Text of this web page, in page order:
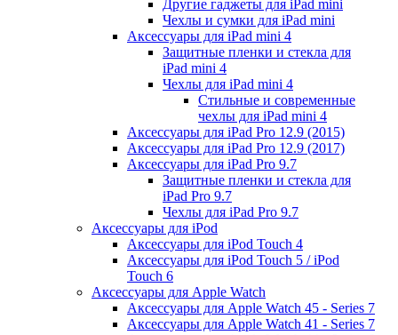
Другие гаджеты для iPad mini
Чехлы и сумки для iPad mini
Аксессуары для iPad mini 4
Защитные пленки и стекла для
iPad mini 4
Чехлы для iPad mini 4
Стильные и современные
чехлы для iPad mini 4
Аксессуары для iPad Pro 12.9 (2015)
Аксессуары для iPad Pro 12.9 (2017)
Аксессуары для iPad Pro 9.7
Защитные пленки и стекла для
iPad Pro 9.7
Чехлы для iPad Pro 9.7
Аксессуары для iPod
Аксессуары для iPod Touch 4
Аксессуары для iPod Touch 5 / iPod
Touch 6
Аксессуары для Apple Watch
Аксессуары для Apple Watch 45 - Series 7
Аксессуары для Apple Watch 41 - Series 7